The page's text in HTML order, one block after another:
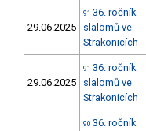
29.06.2025
91 36. ročník
slalomů ve
Strakonicích
29.06.2025
91 36. ročník
slalomů ve
Strakonicích
90 36. ročník